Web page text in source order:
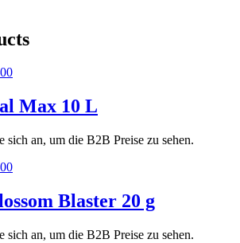
Max 10 L
sich an, um die B2B Preise zu sehen.
Blaster 20 g
sich an, um die B2B Preise zu sehen.